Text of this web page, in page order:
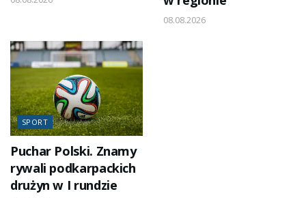
08.08.2026
SPORT
Puchar Polski. Znamy
rywali podkarpackich
drużyn w I rundzie